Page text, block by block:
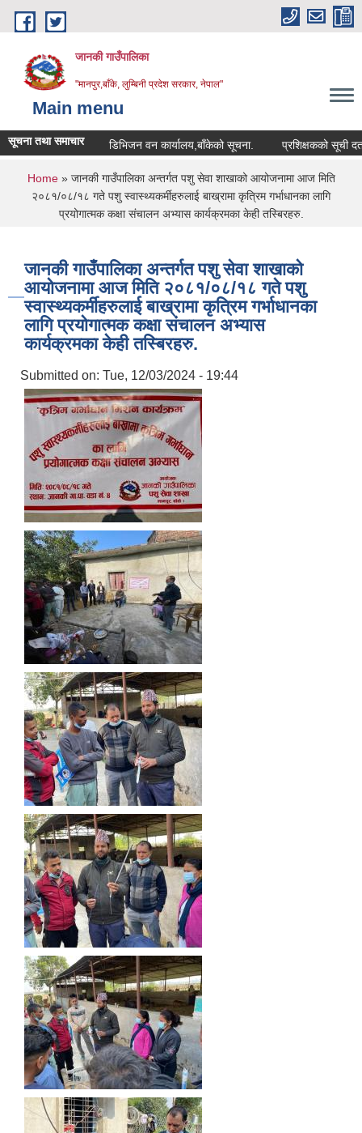
Skip to main content
जानकी गाउँपालिका
"मानपुर,बाँके, लुम्बिनी प्रदेश सरकार, नेपाल"
Main menu
सूचना तथा समाचारडिभिजन वन कार्यालय,बाँकेको सूचना. प्रशिक्षकको सूची दर्ता
You are here
Home» जानकी गाउँपालिका अन्तर्गत पशु सेवा शाखाको आयोजनामा आज मिति
२०८१/०८/१८ गते पशु स्वास्थ्यकर्मीहरुलाई बाख्रामा कृत्रिम गर्भाधानका लागि
प्रयोगात्मक कक्षा संचालन अभ्यास कार्यक्रमका केही तस्बिरहरु.
जानकी गाउँपालिका अन्तर्गत पशु सेवा शाखाको
आयोजनामा आज मिति २०८१/०८/१८ गते पशु
स्वास्थ्यकर्मीहरुलाई बाख्रामा कृत्रिम गर्भाधानका
लागि प्रयोगात्मक कक्षा संचालन अभ्यास
कार्यक्रमका केही तस्बिरहरु.
Submitted on: Tue, 12/03/2024 - 19:44